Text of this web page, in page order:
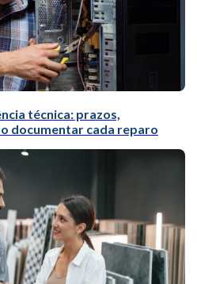
técnica: prazos,
documentar cada reparo